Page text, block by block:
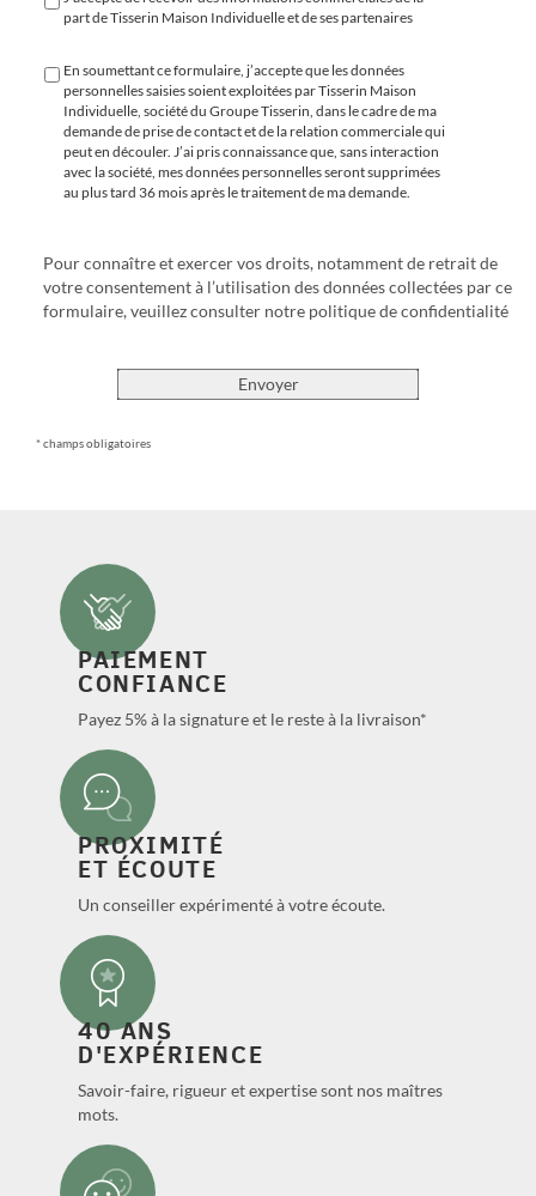
part de Tisserin Maison Individuelle et de ses partenaires
En soumettant ce formulaire, j’accepte que les données
personnelles saisies soient exploitées par Tisserin Maison
Individuelle, société du Groupe Tisserin, dans le cadre de ma
demande de prise de contact et de la relation commerciale qui
peut en découler. J’ai pris connaissance que, sans interaction
avec la société, mes données personnelles seront supprimées
au plus tard 36 mois après le traitement de ma demande.
Pour connaître et exercer vos droits, notamment de retrait de
votre consentement à l’utilisation des données collectées par ce
formulaire, veuillez consulter notre politique de confidentialité
Envoyer
* champs obligatoires
PAIEMENT
CONFIANCE
Payez 5% à la signature et le reste à la livraison*
PROXIMITÉ
ET ÉCOUTE
Un conseiller expérimenté à votre écoute.
40 ANS
D'EXPÉRIENCE
Savoir-faire, rigueur et expertise sont nos maîtres
mots.